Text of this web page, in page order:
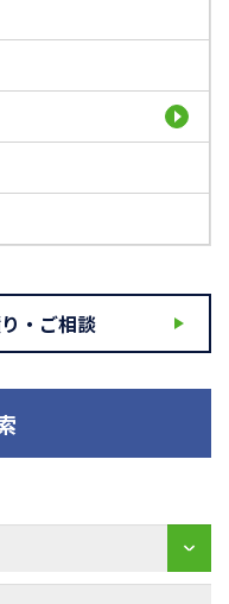
・ご相談